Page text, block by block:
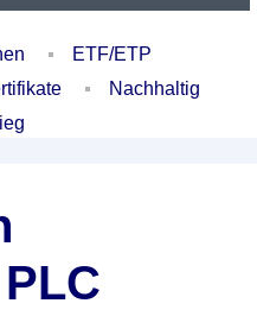
ETF/ETP
Nachhaltig